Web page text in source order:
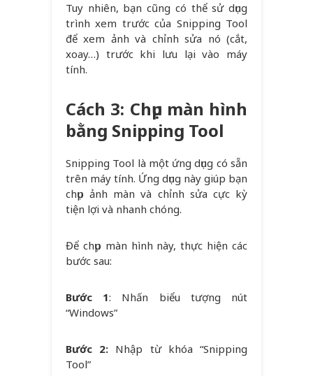
Tuy nhiên, bạn cũng có thể sử dụng
trình xem trước của Snipping Tool
để xem ảnh và chỉnh sửa nó (cắt,
xoay…) trước khi lưu lại vào máy
tính.
Cách 3: Chụp màn hình
bằng Snipping Tool
Snipping Tool là một ứng dụng có sẵn
trên máy tính. Ứng dụng này giúp bạn
chụp ảnh màn và chỉnh sửa cực kỳ
tiện lợi và nhanh chóng.
Để chụp màn hình này, thực hiện các
bước sau:
Bước 1: Nhấn biểu tượng nút
“Windows”
Bước 2: Nhập từ khóa “Snipping
Tool”